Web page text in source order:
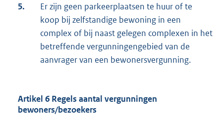
5.
Er zijn geen parkeerplaatsen te huur of te
koop bij zelfstandige bewoning in een
complex of bij naast gelegen complexen in het
betreffende vergunningengebied van de
aanvrager van een bewonersvergunning.
Artikel 6 Regels aantal vergunningen
bewoners/bezoekers